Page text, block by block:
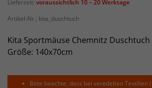
Lieferzeit: voraussichtlich 10 – 20 Werktage
Artikel-Nr.: kita_duschtuch
Kita Sportmäuse Chemnitz Duschtuch
Größe: 140x70cm
Bitte beachte, dass bei veredelten Textilien